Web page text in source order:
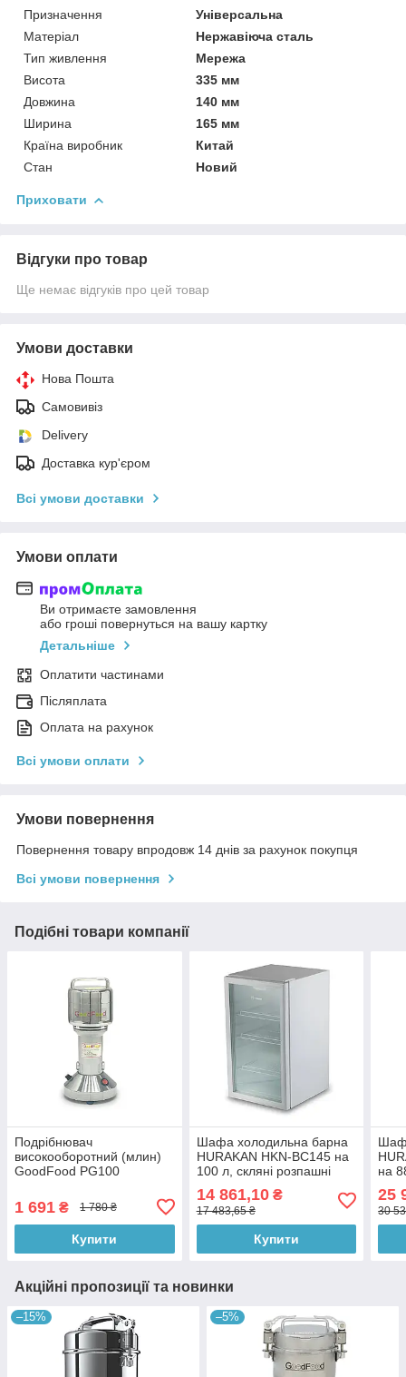
Призначення
Універсальна
Матеріал
Нержавіюча сталь
Тип живлення
Мережа
Висота
335 мм
Довжина
140 мм
Ширина
165 мм
Країна виробник
Китай
Стан
Новий
Приховати
Відгуки про товар
Ще немає відгуків про цей товар
Умови доставки
Нова Пошта
Самовивіз
Delivery
Доставка кур'єром
Всі умови доставки
Умови оплати
Ви отримаєте замовлення
або гроші повернуться на вашу картку
Детальніше
Оплатити частинами
Післяплата
Оплата на рахунок
Всі умови оплати
Умови повернення
Повернення товару впродовж 14 днів за рахунок покупця
Всі умови повернення
Подібні товари компанії
Подрібнювач
високооборотний (млин)
GoodFood PG100
1 691 ₴ 1 780 ₴
Купити
Шафа холодильна барна
HURAKAN HKN-BC145 на
100 л, скляні розпашні
14 861,10₴
17 483,65 ₴
Купити
на
25
30
Акційні пропозиції та новинки
–15% –5%